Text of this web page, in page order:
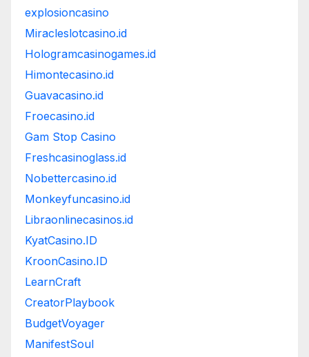
explosioncasino
Miracleslotcasino.id
Hologramcasinogames.id
Himontecasino.id
Guavacasino.id
Froecasino.id
Gam Stop Casino
Freshcasinoglass.id
Nobettercasino.id
Monkeyfuncasino.id
Libraonlinecasinos.id
KyatCasino.ID
KroonCasino.ID
LearnCraft
CreatorPlaybook
BudgetVoyager
ManifestSoul